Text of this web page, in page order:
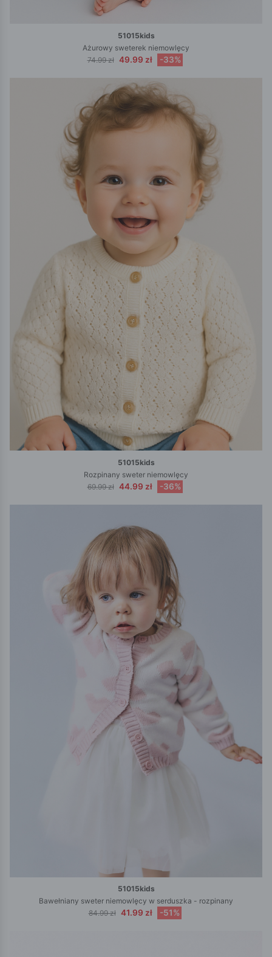
51015kids
Ażurowy sweterek niemowlęcy
74.99 zł 49.99 zł -33%
51015kids
Rozpinany sweter niemowlęcy
69.99 zł 44.99 zł -36%
51015kids
Bawełniany sweter niemowlęcy w serduszka - rozpinany
84.99 zł 41.99 zł -51%